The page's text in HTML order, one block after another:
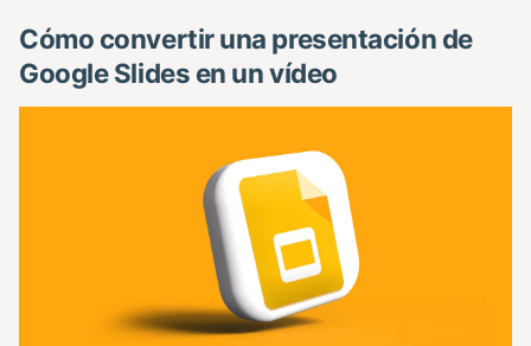
Cómo convertir una presentación de
Google Slides en un vídeo